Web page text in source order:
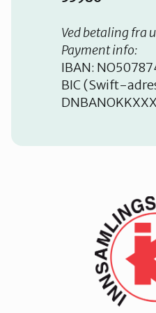
Ved betaling fra
Payment info:
IBAN:
BIC (Swift-
DNBANOKKXXX